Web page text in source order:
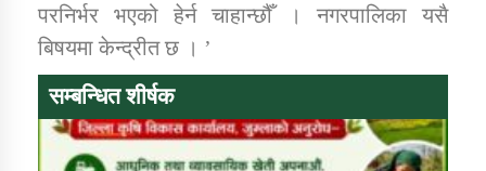
परनिर्भर भएको हेर्न चाहान्छौँ । नगरपालिका यसै
बिषयमा केन्द्रीत छ । ’
सम्बन्धित शीर्षक